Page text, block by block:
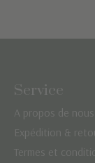
Service
A propos de nous
Expédition &
Termes et